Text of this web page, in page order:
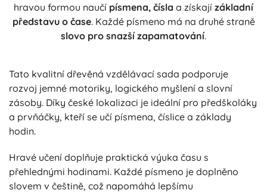
hravou formou naučí písmena, čísla a získají základní
představu o čase. Každé písmeno má na druhé straně
slovo pro snazší zapamatování.
Tato kvalitní dřevěná vzdělávací sada podporuje
rozvoj jemné motoriky, logického myšlení a slovní
zásoby. Díky české lokalizaci je ideální pro předškoláky
a prvňáčky, kteří se učí písmena, číslice a základy
hodin.
Hravé učení doplňuje praktická výuka času s
přehlednými hodinami. Každé písmeno je doplněno
slovem v češtině, což napomáhá lepšímu